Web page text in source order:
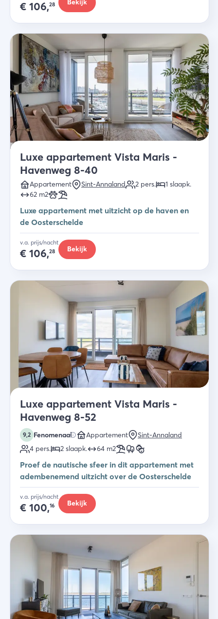
€ 106,28 Bekijk
Luxe appartement Vista Maris -
Havenweg 8-40
Appartement Sint-Annaland 2 pers. 1 slaapk.
62 m2
Luxe appartement met uitzicht op de haven en
de Oosterschelde
v.a. prijs/nacht
€ 106,28 Bekijk
Luxe appartement Vista Maris -
Havenweg 8-52
9,2 Fenomenaal Appartement
Sint-Annaland
4 pers. 2 slaapk. 64 m2
Proef de nautische sfeer in dit appartement met
adembenemend uitzicht over de Oosterschelde
v.a. prijs/nacht
€ 100,16 Bekijk